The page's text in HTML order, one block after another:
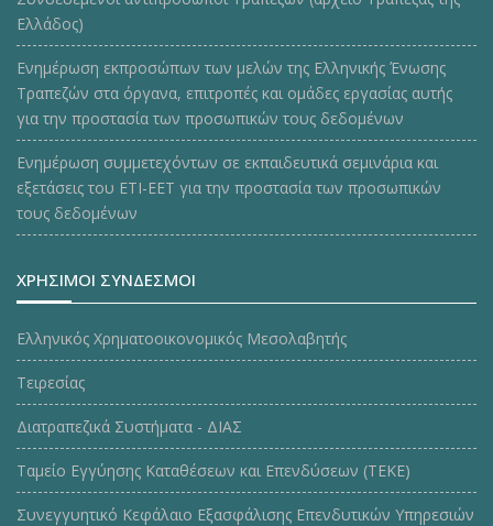
Ελλάδος)
Ενημέρωση εκπροσώπων των μελών της Ελληνικής Ένωσης
Τραπεζών στα όργανα, επιτροπές και ομάδες εργασίας αυτής
για την προστασία των προσωπικών τους δεδομένων
Ενημέρωση συμμετεχόντων σε εκπαιδευτικά σεμινάρια και
εξετάσεις του ΕΤΙ-ΕΕΤ για την προστασία των προσωπικών
τους δεδομένων
ΧΡΗΣΙΜΟΙ ΣΥΝΔΕΣΜΟΙ
Ελληνικός Χρηματοοικονομικός Μεσολαβητής
Τειρεσίας
Διατραπεζικά Συστήματα - ΔΙΑΣ
Ταμείο Εγγύησης Καταθέσεων και Επενδύσεων (ΤΕΚE)
Συνεγγυητικό Κεφάλαιο Εξασφάλισης Επενδυτικών Υπηρεσιών